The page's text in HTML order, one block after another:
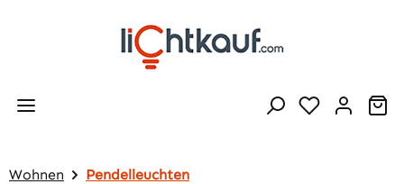
Zum Hauptinhalt springen
Wohnen Pendelleuchten